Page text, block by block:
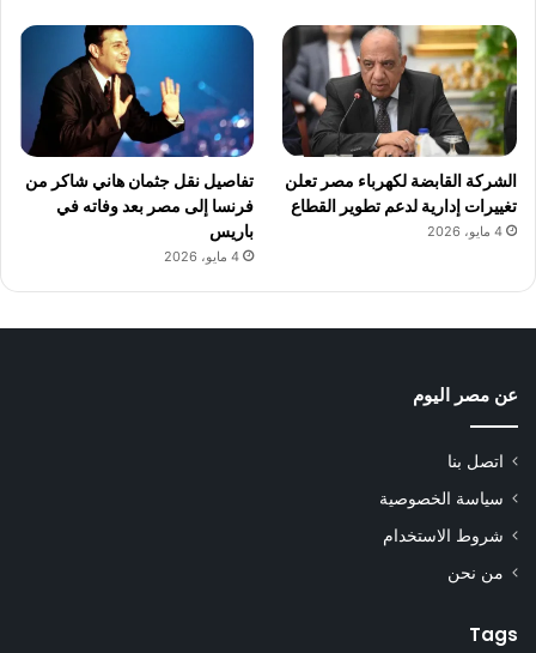
الشركة القابضة لكهرباء مصر تعلن
تغييرات إدارية لدعم تطوير القطاع
4 مايو، 2026
تفاصيل نقل جثمان هاني شاكر من
فرنسا إلى مصر بعد وفاته في
باريس
4 مايو، 2026
عن مصر اليوم
اتصل بنا
سياسة الخصوصية
شروط الاستخدام
من نحن
Tags